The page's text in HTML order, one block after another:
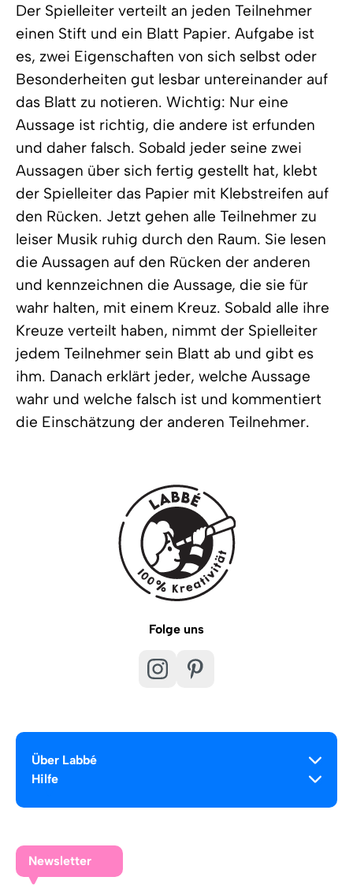
Der Spielleiter verteilt an jeden Teilnehmer
einen Stift und ein Blatt Papier. Aufgabe ist
es, zwei Eigenschaften von sich selbst oder
Besonderheiten gut lesbar untereinander auf
das Blatt zu notieren. Wichtig: Nur eine
Aussage ist richtig, die andere ist erfunden
und daher falsch. Sobald jeder seine zwei
Aussagen über sich fertig gestellt hat, klebt
der Spielleiter das Papier mit Klebstreifen auf
den Rücken. Jetzt gehen alle Teilnehmer zu
leiser Musik ruhig durch den Raum. Sie lesen
die Aussagen auf den Rücken der anderen
und kennzeichnen die Aussage, die sie für
wahr halten, mit einem Kreuz. Sobald alle ihre
Kreuze verteilt haben, nimmt der Spielleiter
jedem Teilnehmer sein Blatt ab und gibt es
ihm. Danach erklärt jeder, welche Aussage
wahr und welche falsch ist und kommentiert
die Einschätzung der anderen Teilnehmer.
Folge uns
Über Labbé
Hilfe
Newsletter